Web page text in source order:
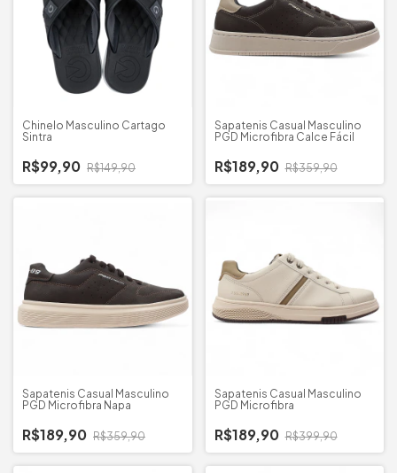
Chinelo Masculino Cartago
Sintra
R$99,90 R$149,90
Sapatenis Casual Masculino
PGD Microfibra Calce Fácil
R$189,90 R$359,90
Sapatenis Casual Masculino
PGD Microfibra Napa
R$189,90 R$359,90
Sapatenis Casual Masculino
PGD Microfibra
R$189,90 R$399,90